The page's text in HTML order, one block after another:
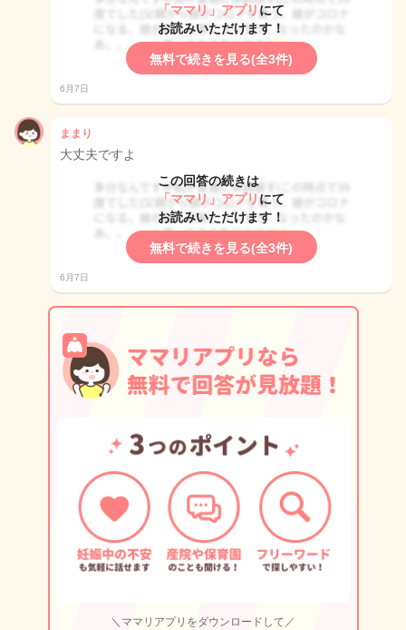
「ママリ」アプリ にて
お読みいただけます！
無料で続きを見る(全3件)
6月7日
ままり
大丈夫ですよ
この回答の続きは
「ママリ」アプリ にて
お読みいただけます！
無料で続きを見る(全3件)
6月7日
＼ママリアプリをダウンロードして／